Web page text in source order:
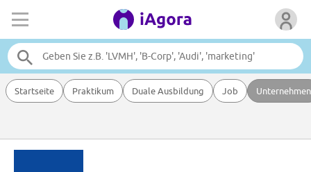
Startseite Praktikum Duale Ausbildung Job Unternehmen